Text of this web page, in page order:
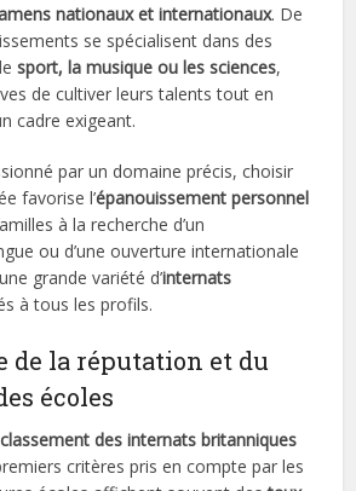
nationaux et internationaux. De
se spécialisent dans des
sport, la musique ou les sciences,
de cultiver leurs talents tout en
cadre exigeant.
par un domaine précis, choisir
favorise l’épanouissement personnel
à la recherche d’un
ou d’une ouverture internationale
grande variété d’internats
à tous les profils.
de la réputation et du
écoles
classement des internats britanniques
critères pris en compte par les